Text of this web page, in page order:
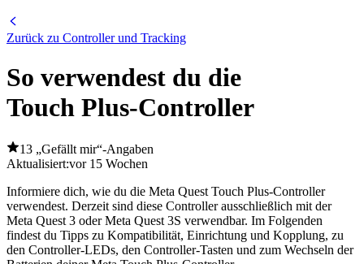
Zurück zu Controller und Tracking
So verwendest du die
Touch Plus-Controller
13 „Gefällt mir“-Angaben
Aktualisiert:vor 15 Wochen
Informiere dich, wie du die Meta Quest Touch Plus-Controller
verwendest. Derzeit sind diese Controller ausschließlich mit der
Meta Quest 3 oder Meta Quest 3S verwendbar. Im Folgenden
findest du Tipps zu Kompatibilität, Einrichtung und Kopplung, zu
den Controller-LEDs, den Controller-Tasten und zum Wechseln der